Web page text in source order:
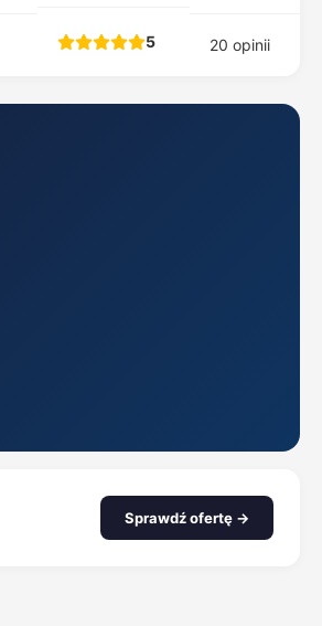
5 20 opinii
Sprawdź ofertę →